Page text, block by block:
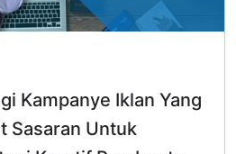
Kampanye Iklan Yang
Sasaran Untuk